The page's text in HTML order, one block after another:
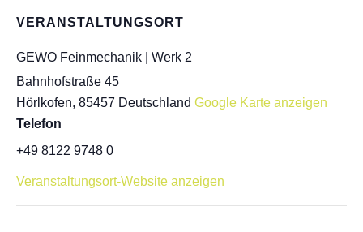
VERANSTALTUNGSORT
GEWO Feinmechanik | Werk 2
Bahnhofstraße 45
Hörlkofen, 85457 Deutschland Google Karte anzeigen
Telefon
+49 8122 9748 0
Veranstaltungsort-Website anzeigen